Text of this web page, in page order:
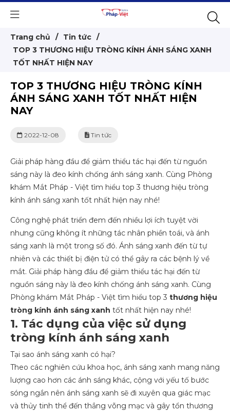
Trang chủ / Tin tức /
TOP 3 THƯƠNG HIỆU TRÒNG KÍNH ÁNH SÁNG XANH
TỐT NHẤT HIỆN NAY
TOP 3 THƯƠNG HIỆU TRÒNG KÍNH
ÁNH SÁNG XANH TỐT NHẤT HIỆN
NAY
2022-12-08 Tin tức
Giải pháp hàng đầu để giảm thiểu tác hại đến từ nguồn
sáng này là đeo kính chống ánh sáng xanh. Cùng Phòng
khám Mắt Pháp - Việt tìm hiểu top 3 thương hiệu tròng
kính ánh sáng xanh tốt nhất hiện nay nhé!
Công nghệ phát triển đem đến nhiều lợi ích tuyệt vời
nhưng cũng không ít những tác nhân phiền toái, và ánh
sáng xanh là một trong số đó. Ánh sáng xanh đến từ tự
nhiên và các thiết bị điện tử có thể gây ra các bệnh lý về
mắt. Giải pháp hàng đầu để giảm thiểu tác hại đến từ
nguồn sáng này là đeo kính chống ánh sáng xanh. Cùng
Phòng khám Mắt Pháp - Việt tìm hiểu top 3 thương hiệu
tròng kính ánh sáng xanh tốt nhất hiện nay nhé!
1. Tác dụng của việc sử dụng
tròng kính ánh sáng xanh
Tại sao ánh sáng xanh có hại?
Theo các nghiên cứu khoa học, ánh sáng xanh mang năng
lượng cao hơn các ánh sáng khác, cộng với yếu tố bước
sóng ngắn nên ánh sáng xanh sẽ đi xuyên qua giác mạc
và thủy tinh thể đến thẳng võng mạc và gây tổn thương